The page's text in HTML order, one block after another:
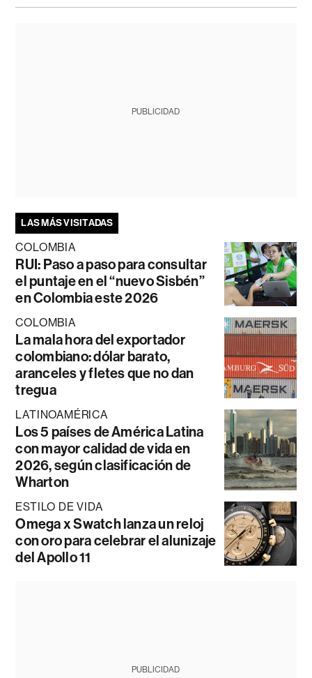
PUBLICIDAD
LAS MÁS VISITADAS
COLOMBIA
RUI: Paso a paso para consultar
el puntaje en el “nuevo Sisbén”
en Colombia este 2026
COLOMBIA
La mala hora del exportador
colombiano: dólar barato,
aranceles y fletes que no dan
tregua
LATINOAMÉRICA
Los 5 países de América Latina
con mayor calidad de vida en
2026, según clasificación de
Wharton
ESTILO DE VIDA
Omega x Swatch lanza un reloj
con oro para celebrar el alunizaje
del Apollo 11
PUBLICIDAD